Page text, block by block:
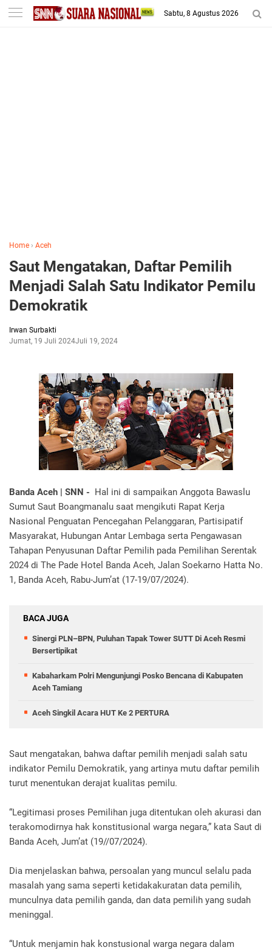
-->
Sabtu, 8 Agustus 2026
Home › Aceh
Saut Mengatakan, Daftar Pemilih
Menjadi Salah Satu Indikator Pemilu
Demokratik
Irwan Surbakti
Jumat, 19 Juli 2024Juli 19, 2024
Banda Aceh | SNN - Hal ini di sampaikan Anggota Bawaslu
Sumut Saut Boangmanalu saat mengikuti Rapat Kerja
Nasional Penguatan Pencegahan Pelanggaran, Partisipatif
Masyarakat, Hubungan Antar Lembaga serta Pengawasan
Tahapan Penyusunan Daftar Pemilih pada Pemilihan Serentak
2024 di The Pade Hotel Banda Aceh, Jalan Soekarno Hatta No.
1, Banda Aceh, Rabu-Jum’at (17-19/07/2024).
BACA JUGA
Sinergi PLN–BPN, Puluhan Tapak Tower SUTT Di Aceh Resmi
Bersertipikat
Kabaharkam Polri Mengunjungi Posko Bencana di Kabupaten
Aceh Tamiang
Aceh Singkil Acara HUT Ke 2 PERTURA
Saut mengatakan, bahwa daftar pemilih menjadi salah satu
indikator Pemilu Demokratik, yang artinya mutu daftar pemilih
turut menentukan derajat kualitas pemilu.
“Legitimasi proses Pemilihan juga ditentukan oleh akurasi dan
terakomodirnya hak konstitusional warga negara,” kata Saut di
Banda Aceh, Jum’at (19//07/2024).
Dia menjelaskan bahwa, persoalan yang muncul selalu pada
masalah yang sama seperti ketidakakuratan data pemilih,
munculnya data pemilih ganda, dan data pemilih yang sudah
meninggal.
“Untuk menjamin hak konstusional warga negara dalam